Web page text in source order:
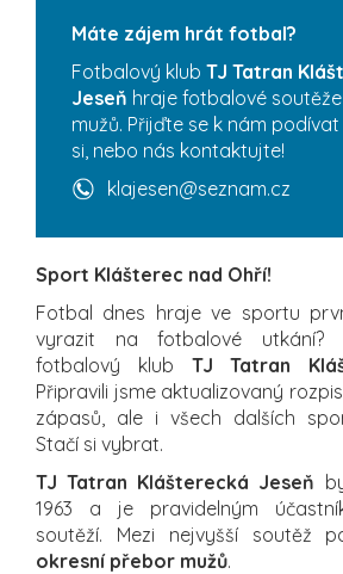
Máte zájem hrát fotbal?
Fotbalový klub TJ Tatran
Jeseň hraje fotbalové
mužů. Přijďte se k nám
si, nebo nás kontaktujte!
klajesen@seznam.cz
Sport Klášterec nad Ohří!
Fotbal dnes hraje ve sportu
vyrazit na fotbalové utkání?
fotbalový klub TJ Tatran
Připravili jsme aktualizovaný
zápasů, ale i všech dalších
Stačí si vybrat.
TJ Tatran Klášterecká Jeseň
1963 a je pravidelným
soutěží. Mezi nejvyšší soutěž
okresní přebor mužů.